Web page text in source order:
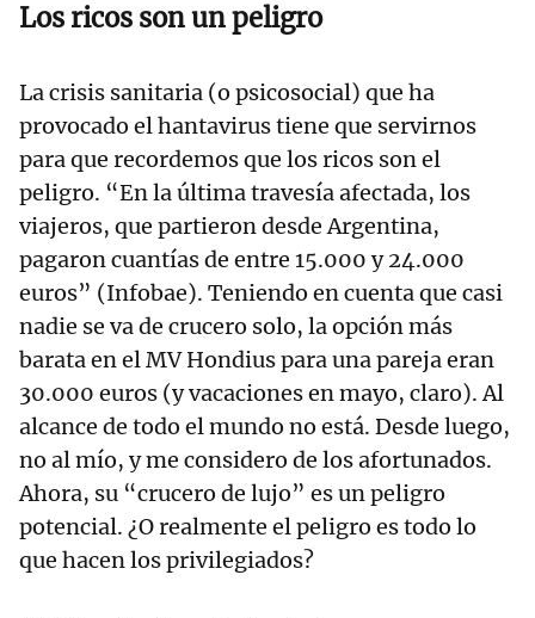
Los ricos son un peligro
La crisis sanitaria (o psicosocial) que ha
provocado el hantavirus tiene que servirnos
para que recordemos que los ricos son el
peligro. “En la última travesía afectada, los
viajeros, que partieron desde Argentina,
pagaron cuantías de entre 15.000 y 24.000
euros” (Infobae). Teniendo en cuenta que casi
nadie se va de crucero solo, la opción más
barata en el MV Hondius para una pareja eran
30.000 euros (y vacaciones en mayo, claro). Al
alcance de todo el mundo no está. Desde luego,
no al mío, y me considero de los afortunados.
Ahora, su “crucero de lujo” es un peligro
potencial. ¿O realmente el peligro es todo lo
que hacen los privilegiados?